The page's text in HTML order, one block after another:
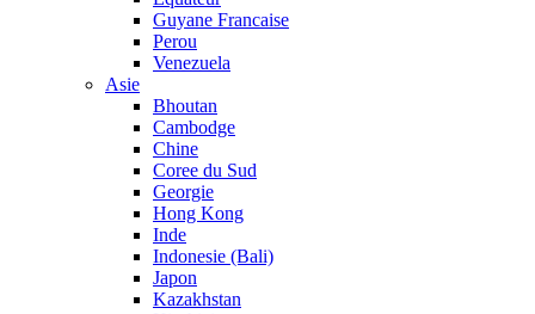
Guyane Francaise
Perou
Venezuela
Asie
Bhoutan
Cambodge
Chine
Coree du Sud
Georgie
Hong Kong
Inde
Indonesie (Bali)
Japon
Kazakhstan